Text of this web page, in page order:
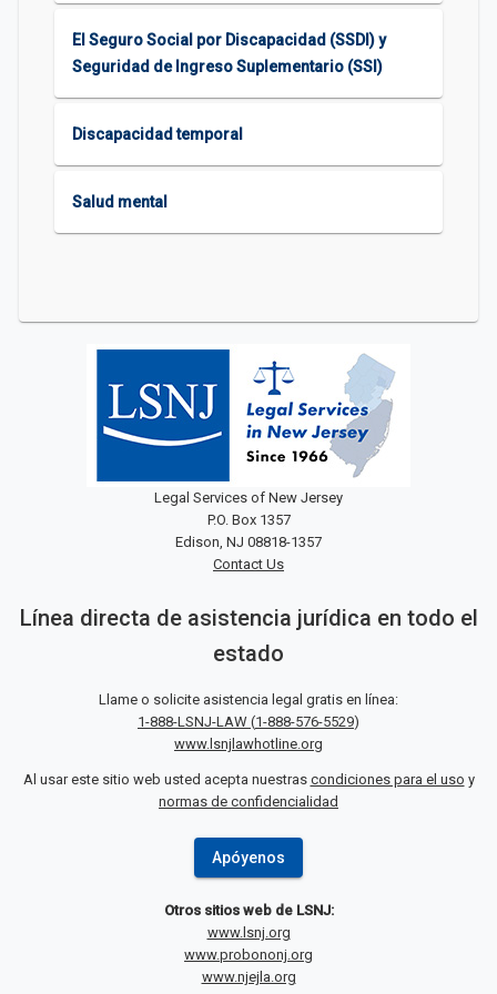
El Seguro Social por Discapacidad (SSDI) y
Seguridad de Ingreso Suplementario (SSI)
Discapacidad temporal
Salud mental
Legal Services of New Jersey
P.O. Box 1357
Edison, NJ 08818-1357
Contact Us
Línea directa de asistencia jurídica en todo el
estado
Llame o solicite asistencia legal gratis en línea:
1-888-LSNJ-LAW (1-888-576-5529)
www.lsnjlawhotline.org
Al usar este sitio web usted acepta nuestras condiciones para el uso y
normas de confidencialidad
Apóyenos
Otros sitios web de LSNJ:
www.lsnj.org
www.probononj.org
www.njejla.org